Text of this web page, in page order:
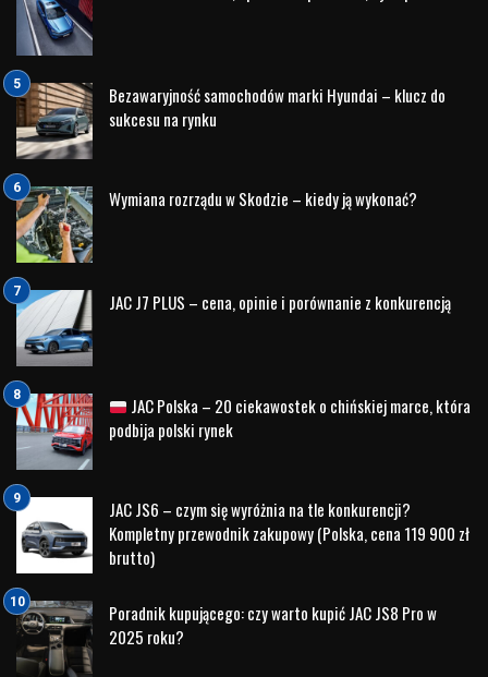
Opony – jedyny punkt styku z drogą
Przed wyjazdem warto skontrolować nie tylko ciśnienie, ale
również stan bieżnika i równomierność zużycia opon.
Nieprawidłowe zużycie może wskazywać na problemy z
geometrią zawieszenia lub elementami układu
kierowniczego.
Odpowiedni stan ogumienia ma bezpośredni wpływ na
bezpieczeństwo, szczególnie podczas jazdy autostradą
oraz w czasie gwałtownych opadów deszczu.